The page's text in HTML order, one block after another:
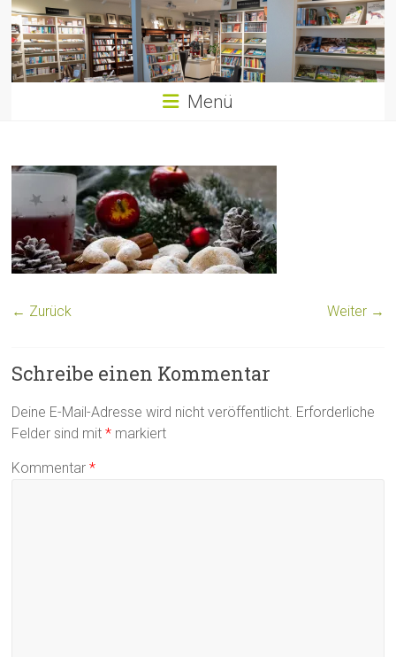
Menü
← Zurück Weiter →
Schreibe einen Kommentar
Deine E-Mail-Adresse wird nicht veröffentlicht. Erforderliche
Felder sind mit* markiert
Kommentar*